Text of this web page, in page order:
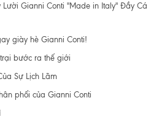
Gianni Conti "Made in Italy" Đầy Cá
giày hè Gianni Conti!
bước ra thế giới
Sự Lịch Lãm
phối của Gianni Conti